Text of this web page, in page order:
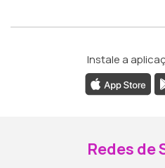
Instale a
Redes de